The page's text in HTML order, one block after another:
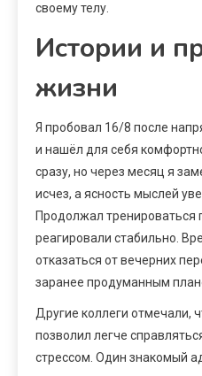
своему телу.
Истории и
жизни
Я пробовал 16/8 после
и нашёл для себя
сразу, но через месяц я
исчез, а ясность мыслей
Продолжал
реагировали стабильно.
отказаться от вечерних
заранее продуманным
Другие коллеги отмечали,
позволил легче
стрессом. Один знакомый